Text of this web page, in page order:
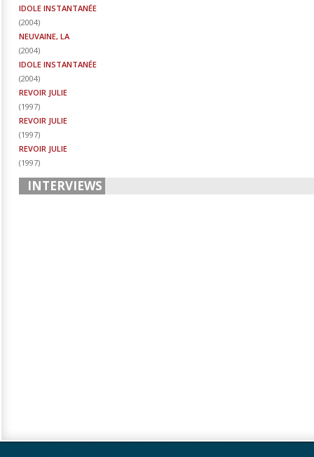
IDOLE INSTANTANÉE
(2004)
NEUVAINE, LA
(2004)
IDOLE INSTANTANÉE
(2004)
REVOIR JULIE
(1997)
REVOIR JULIE
(1997)
REVOIR JULIE
(1997)
INTERVIEWS